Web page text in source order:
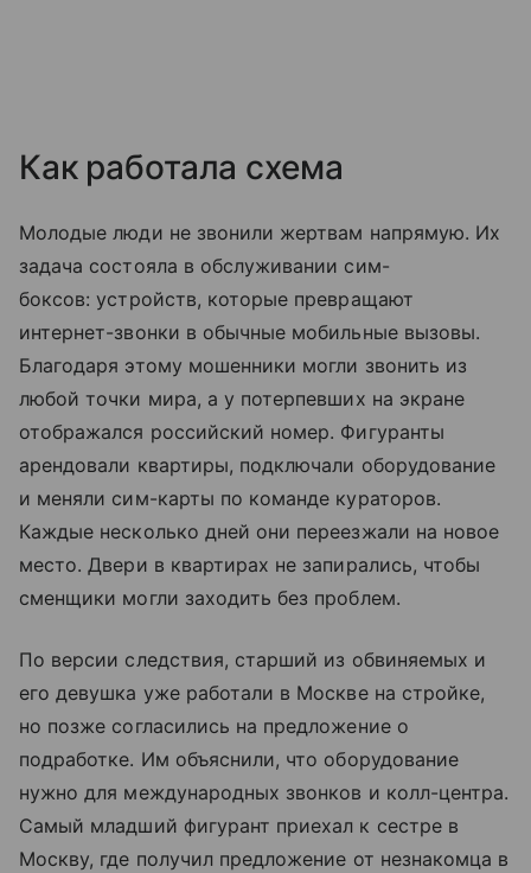
Как работала схема
Молодые люди не звонили жертвам напрямую. Их
задача состояла в обслуживании сим-
боксов: устройств, которые превращают
интернет-звонки в обычные мобильные вызовы.
Благодаря этому мошенники могли звонить из
любой точки мира, а у потерпевших на экране
отображался российский номер. Фигуранты
арендовали квартиры, подключали оборудование
и меняли сим-карты по команде кураторов.
Каждые несколько дней они переезжали на новое
место. Двери в квартирах не запирались, чтобы
сменщики могли заходить без проблем.
По версии следствия, старший из обвиняемых и
его девушка уже работали в Москве на стройке,
но позже согласились на предложение о
подработке. Им объяснили, что оборудование
нужно для международных звонков и колл-центра.
Самый младший фигурант приехал к сестре в
Москву, где получил предложение от незнакомца в